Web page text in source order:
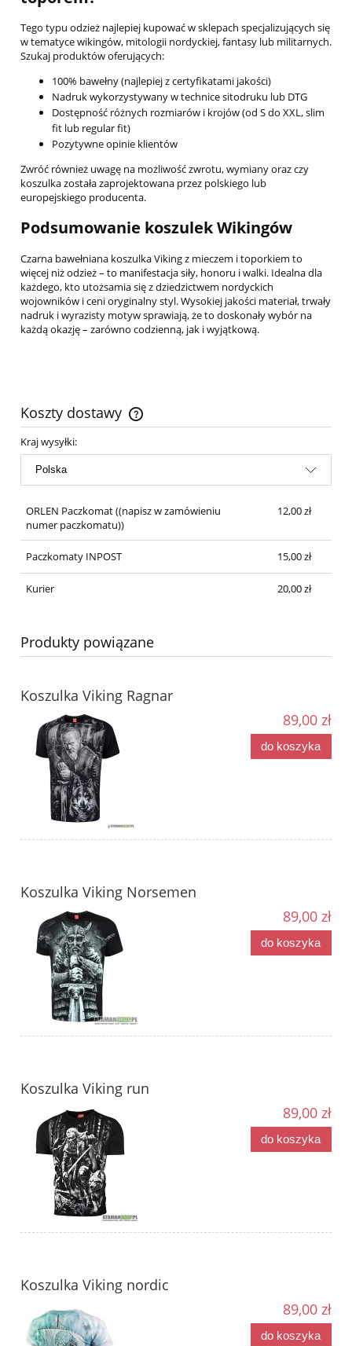
Tego typu odzież najlepiej kupować w sklepach specjalizujących się
w tematyce wikingów, mitologii nordyckiej, fantasy lub militarnych.
Szukaj produktów oferujących:
100% bawełny (najlepiej z certyfikatami jakości)
Nadruk wykorzystywany w technice sitodruku lub DTG
Dostępność różnych rozmiarów i krojów (od S do XXL, slim
fit lub regular fit)
Pozytywne opinie klientów
Zwróć również uwagę na możliwość zwrotu, wymiany oraz czy
koszulka została zaprojektowana przez polskiego lub
europejskiego producenta.
Podsumowanie koszulek Wikingów
Czarna bawełniana koszulka Viking z mieczem i toporkiem to
więcej niż odzież – to manifestacja siły, honoru i walki. Idealna dla
każdego, kto utożsamia się z dziedzictwem nordyckich
wojowników i ceni oryginalny styl. Wysokiej jakości materiał, trwały
nadruk i wyrazisty motyw sprawiają, że to doskonały wybór na
każdą okazję – zarówno codzienną, jak i wyjątkową.
Koszty dostawy
Cena nie zawiera ewentualnych kosztów płatności
Kraj wysyłki:
ORLEN Paczkomat((napisz w zamówieniu
numer paczkomatu))
12,00 zł
Paczkomaty INPOST 15,00 zł
Kurier 20,00 zł
Produkty powiązane
Koszulka Viking Ragnar
89,00 zł
do koszyka
Koszulka Viking Norsemen
89,00 zł
do koszyka
Koszulka Viking run
89,00 zł
do koszyka
Koszulka Viking nordic
89,00 zł
do koszyka